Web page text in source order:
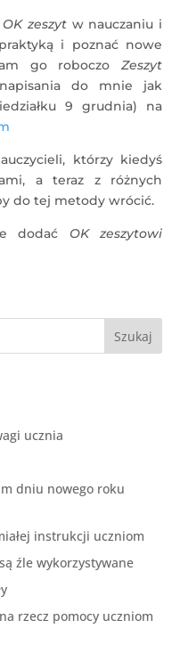
OK zeszytw nauczaniu i
i poznać nowe
go roboczoZeszyt
do mnie jak
9 grudnia) na
którzy kiedyś
a teraz z różnych
do tej metody wrócić.
dodać OK zeszytowi
Szukaj
ucznia
dniu nowego roku
instrukcji uczniom
źle wykorzystywane
rzecz pomocy uczniom